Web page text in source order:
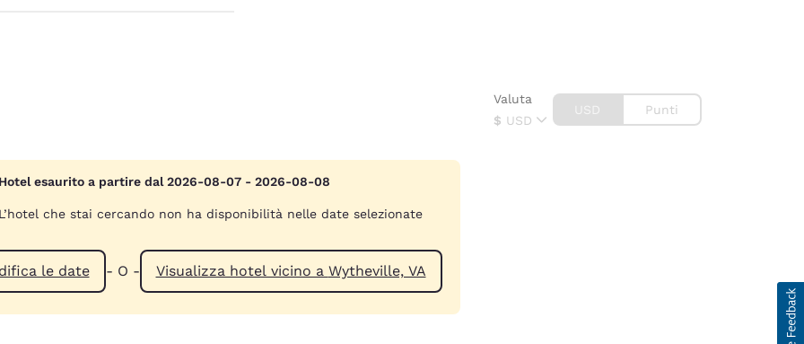
$ USD
Valuta
USD Punti
Hotel esaurito a partire dal 2026-08-07 - 2026-08-08
L’hotel che stai cercando non ha disponibilità nelle date selezionate
le date - O - Visualizza hotel vicino a Wytheville, VA